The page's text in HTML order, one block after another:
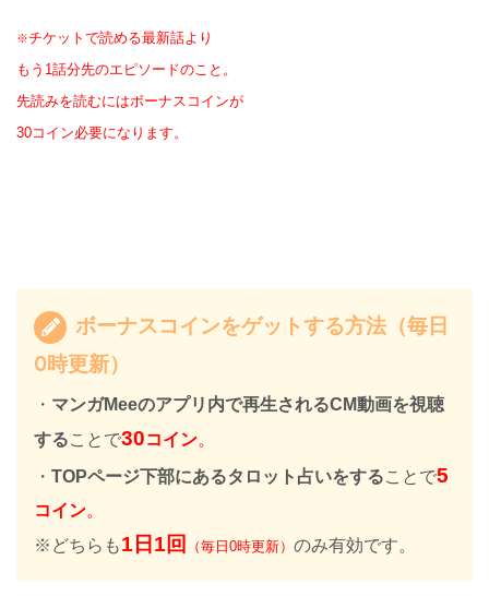
※チケットで読める最新話より
もう1話分先のエピソードのこと。
先読みを読むにはボーナスコインが
30コイン必要になります。
ボーナスコインをゲットする方法（毎日
0時更新）
・ マンガMeeのアプリ内で再生されるCM動画を視聴
することで30コイン。
・ TOPページ下部にあるタロット占いをすることで5
コイン。
※どちらも1 日1回 （毎日0時更新） のみ有効です。